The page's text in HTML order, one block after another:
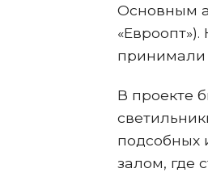
Основным
принимали
В проекте
подсобных
залом, где